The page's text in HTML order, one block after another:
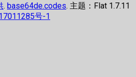
. base64de.codes. 主题：Flat 1.7.11
号-1